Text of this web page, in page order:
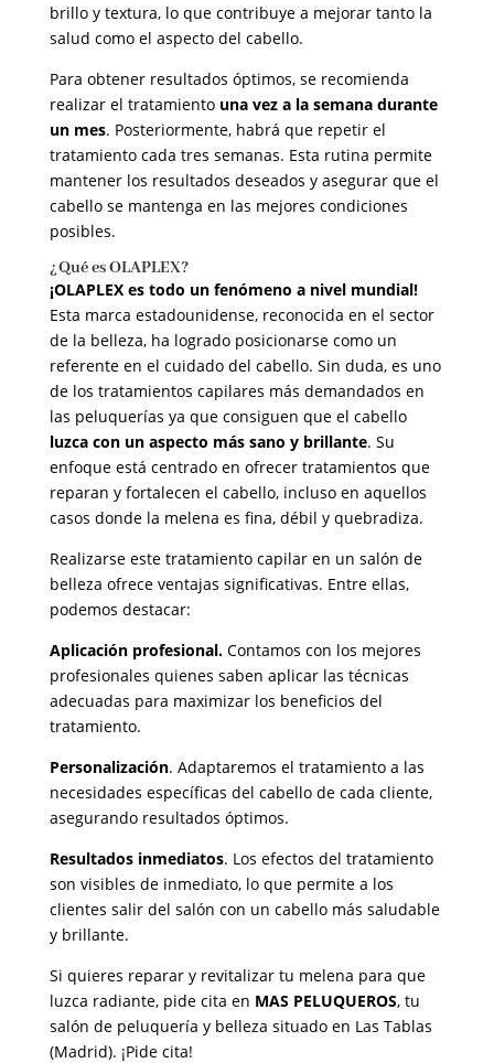
brillo y textura, lo que contribuye a mejorar tanto la
salud como el aspecto del cabello.
Para obtener resultados óptimos, se recomienda
realizar el tratamiento una vez a la semana durante
un mes. Posteriormente, habrá que repetir el
tratamiento cada tres semanas. Esta rutina permite
mantener los resultados deseados y asegurar que el
cabello se mantenga en las mejores condiciones
posibles.
¿Qué es OLAPLEX?
¡OLAPLEX es todo un fenómeno a nivel mundial!
Esta marca estadounidense, reconocida en el sector
de la belleza, ha logrado posicionarse como un
referente en el cuidado del cabello. Sin duda, es uno
de los tratamientos capilares más demandados en
las peluquerías ya que consiguen que el cabello
luzca con un aspecto más sano y brillante. Su
enfoque está centrado en ofrecer tratamientos que
reparan y fortalecen el cabello, incluso en aquellos
casos donde la melena es fina, débil y quebradiza.
Realizarse este tratamiento capilar en un salón de
belleza ofrece ventajas significativas. Entre ellas,
podemos destacar:
Aplicación profesional.Contamos con los mejores
profesionales quienes saben aplicar las técnicas
adecuadas para maximizar los beneficios del
tratamiento.
Personalización. Adaptaremos el tratamiento a las
necesidades específicas del cabello de cada cliente,
asegurando resultados óptimos.
Resultados inmediatos. Los efectos del tratamiento
son visibles de inmediato, lo que permite a los
clientes salir del salón con un cabello más saludable
y brillante.
Si quieres reparar y revitalizar tu melena para que
luzca radiante, pide cita en MAS PELUQUEROS, tu
salón de peluquería y belleza situado en Las Tablas
(Madrid). ¡Pide cita!